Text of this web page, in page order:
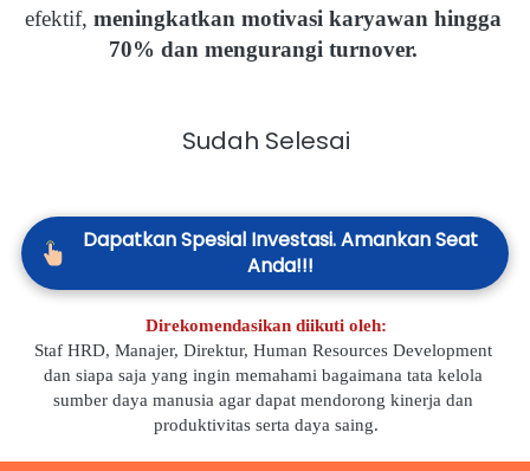
efektif, meningkatkan motivasi karyawan hingga
70% dan mengurangi turnover.
Sudah Selesai
`
Dapatkan Spesial Investasi. Amankan Seat
Anda!!!
Direkomendasikan diikuti oleh:
Staf HRD, Manajer, Direktur, Human Resources Development
dan siapa saja yang ingin memahami bagaimana tata kelola
sumber daya manusia agar dapat mendorong kinerja dan
produktivitas serta daya saing.